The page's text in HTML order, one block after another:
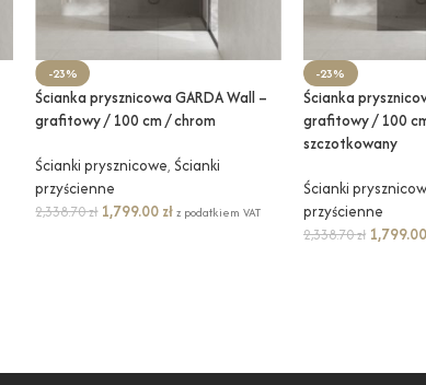
-23%
Ścianka prysznicowa GARDA Wall –
grafitowy / 100 cm / chrom
Ścianki prysznicowe, Ścianki
przyścienne
2,338.70zł 1,799.00 zł z podatkiem VAT
-23%
Ścianka
grafitowy / 100
szczotkowany
Ścianki
przyścienne
2,338.70zł